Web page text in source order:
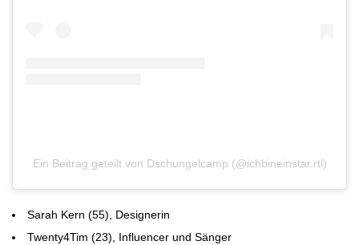
Ein Beitrag geteilt von Dschungelcamp (@ichbineinstar.rtl)
Sarah Kern (55), Designerin
Twenty4Tim (23), Influencer und Sänger